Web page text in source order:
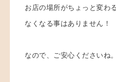
お店の場所がちょっと変わ
なくなる事はありません！
なので、ご安心くださいね。